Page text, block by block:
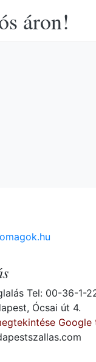
áron!
Tel: 00-36-1-
Ócsai út 4.
Google